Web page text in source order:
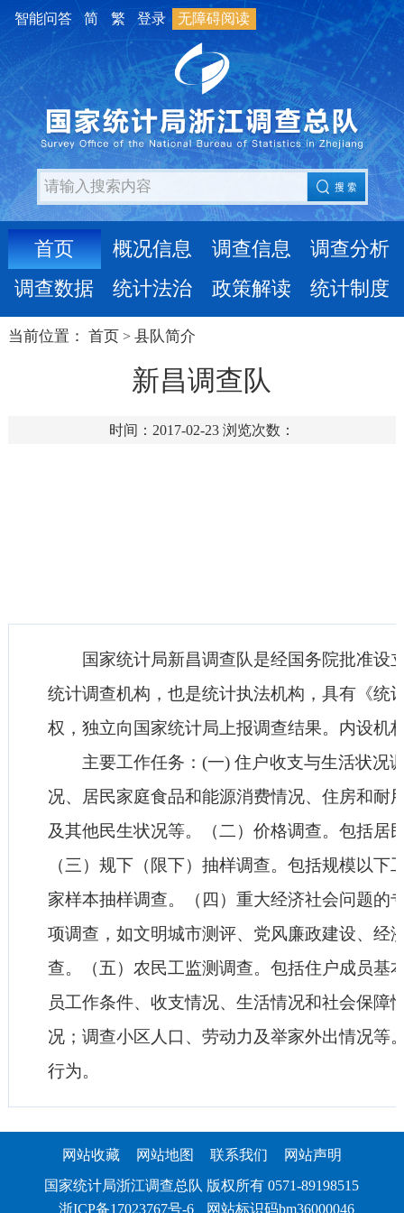
智能问答 简 繁 登录 无障碍阅读
首页 概况信息 调查信息
调查分析
调查数据
统计法治 政策解读 统计制度
当前位置： 首页 > 县队简介
新昌调查队
时间：2017-02-23 浏览次数：
国家统计局新昌调查队是经国务院批准设
统计调查机构，也是统计执法机构，具有《统
权，独立向国家统计局上报调查结果。内设机
主要工作任务：(一) 住户收支与生活状况调
况、居民家庭食品和能源消费情况、住房和耐
及其他民生状况等。（二）价格调查。包括居
（三）规下（限下）抽样调查。包括规模以
家样本抽样调查。（四）重大经济社会问题的
项调查，如文明城市测评、党风廉政建设、经
查。（五）农民工监测调查。包括住户成员基
员工作条件、收支情况、生活情况和社会保障
况；调查小区人口、劳动力及举家外出情况等
行为。
网站收藏 网站地图 联系我们 网站声明
国家统计局浙江调查总队 版权所有 0571-89198515
浙ICP备17023767号-6
网站标识码bm36000046